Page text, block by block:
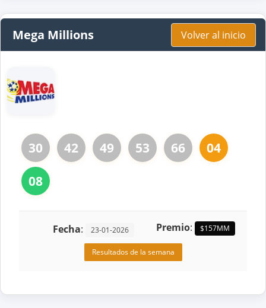
Mega Millions Volver al inicio
30 42 49 53 66
04
08
Fecha: 23-01-2026 Premio: $157MM
Resultados de la semana